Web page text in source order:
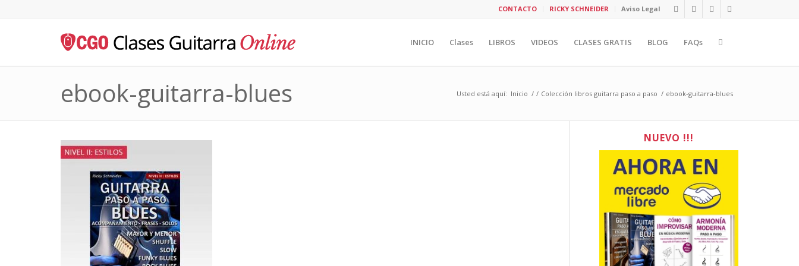
CONTACTO RICKY SCHNEIDER Aviso Legal
INICIO Clases LIBROS VIDEOS CLASES GRATIS BLOG FAQs
ebook-guitarra-blues Usted está aquí: Inicio / / Colección libros guitarra paso a paso / ebook-guitarra-blues
NUEVO !!!